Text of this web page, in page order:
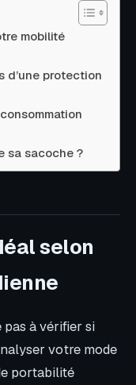
mobilité
d’une protection
sa sacoche ?
selon
pas à vérifier si
votre mode
portabilité